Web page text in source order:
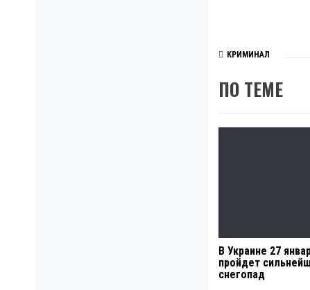
КРИМИНАЛ
ПО ТЕМЕ
В Украине 27
пройдет
снегопад